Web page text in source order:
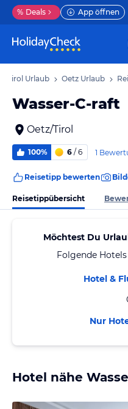
% Deals App öffnen
Tirol Urlaub Oetz Urlaub
Wasser-C-raft
Oetz/Tirol
100% 6 / 6 1
Reisetipp bewerten
Reisetippübersicht
Möchtest Du
Folgende
Hotel &
Nur
Hotel nähe